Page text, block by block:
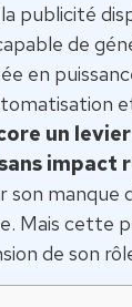
publicité
de
en
un
impact
manque
Mais
de son